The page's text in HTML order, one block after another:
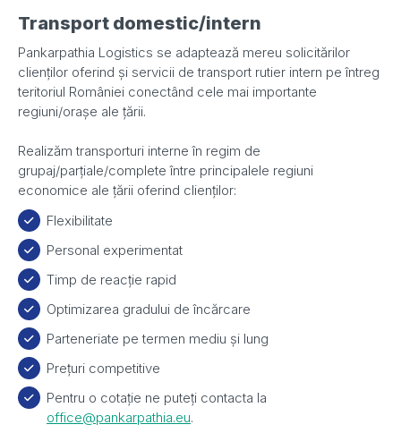
Transport domestic/intern
Pankarpathia Logistics se adaptează mereu solicitărilor
clienților oferind și servicii de transport rutier intern pe întreg
teritoriul României conectând cele mai importante
regiuni/orașe ale țării.
Realizăm transporturi interne în regim de
grupaj/parțiale/complete între principalele regiuni
economice ale țării oferind clienților:
Flexibilitate
Personal experimentat
Timp de reacție rapid
Optimizarea gradului de încărcare
Parteneriate pe termen mediu și lung
Prețuri competitive
Pentru o cotație ne puteți contacta la
office@pankarpathia.eu.